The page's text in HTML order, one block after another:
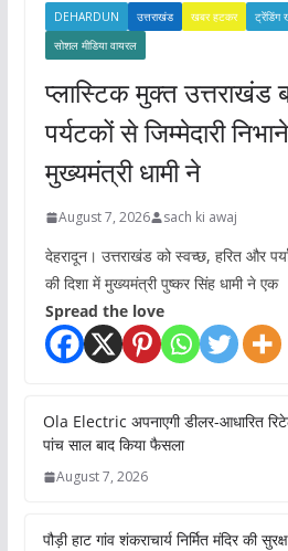
DEHARDUN उत्तराखंड खबर हटकर ट्रेंडिंग
सोशल मीडिया वायरल
प्लास्टिक मुक्त उत्तराखंड
पर्यटकों से जिम्मेदारी
मुख्यमंत्री धामी ने
August 7, 2026 sach ki awaj
देहरादून। उत्तराखंड को स्वच्छ, हरित और
की दिशा में मुख्यमंत्री पुष्कर सिंह धामी ने एक
Spread the love
Ola Electric अपनाएगी डीलर-आधारित
पांच साल बाद किया फैसला
August 7, 2026
पौड़ी हाट गांव शंकराचार्य निर्मित मंदिर की